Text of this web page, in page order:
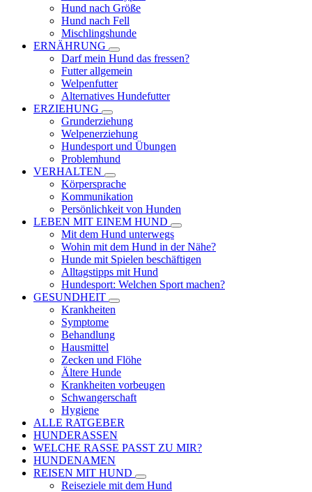
Hund nach Größe
Hund nach Fell
Mischlingshunde
ERNÄHRUNG
Darf mein Hund das fressen?
Futter allgemein
Welpenfutter
Alternatives Hundefutter
ERZIEHUNG
Grunderziehung
Welpenerziehung
Hundesport und Übungen
Problemhund
VERHALTEN
Körpersprache
Kommunikation
Persönlichkeit von Hunden
LEBEN MIT EINEM HUND
Mit dem Hund unterwegs
Wohin mit dem Hund in der Nähe?
Hunde mit Spielen beschäftigen
Alltagstipps mit Hund
Hundesport: Welchen Sport machen?
GESUNDHEIT
Krankheiten
Symptome
Behandlung
Hausmittel
Zecken und Flöhe
Ältere Hunde
Krankheiten vorbeugen
Schwangerschaft
Hygiene
ALLE RATGEBER
HUNDERASSEN
WELCHE RASSE PASST ZU MIR?
HUNDENAMEN
REISEN MIT HUND
Reiseziele mit dem Hund